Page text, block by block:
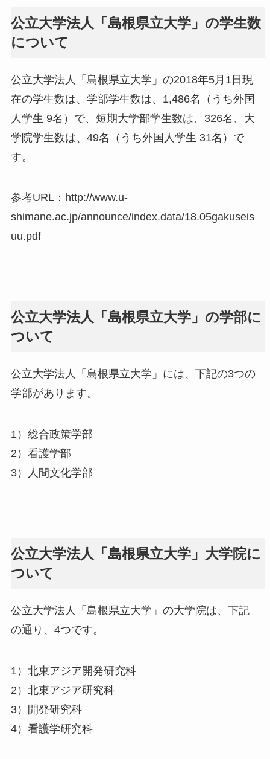
公立大学法人「島根県立大学」の学生数
について
公立大学法人「島根県立大学」の2018年5月1日現
在の学生数は、学部学生数は、1,486名（うち外国
人学生 9名）で、短期大学部学生数は、326名、大
学院学生数は、49名（うち外国人学生 31名）で
す。
参考URL：http://www.u-
shimane.ac.jp/announce/index.data/18.05gakuseis
uu.pdf
公立大学法人「島根県立大学」の学部に
ついて
公立大学法人「島根県立大学」には、下記の3つの
学部があります。
1）総合政策学部
2）看護学部
3）人間文化学部
公立大学法人「島根県立大学」大学院に
ついて
公立大学法人「島根県立大学」の大学院は、下記
の通り、4つです。
1）北東アジア開発研究科
2）北東アジア研究科
3）開発研究科
4）看護学研究科